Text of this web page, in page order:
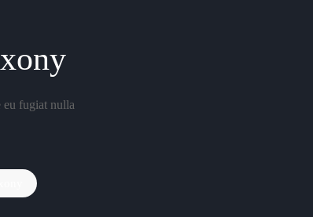
eu fugiat nulla